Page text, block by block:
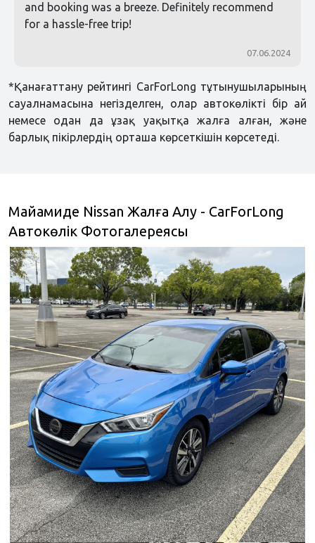
and booking was a breeze. Definitely recommend
for a hassle-free trip!
07.06.2024
*Қанағаттану рейтингі CarForLong тұтынушыларының
сауалнамасына негізделген, олар автокөлікті бір ай
немесе одан да ұзақ уақытқа жалға алған, және
барлық пікірлердің орташа көрсеткішін көрсетеді.
Майамиде Nissan Жалға Алу - CarForLong
Автокөлік Фотогалереясы